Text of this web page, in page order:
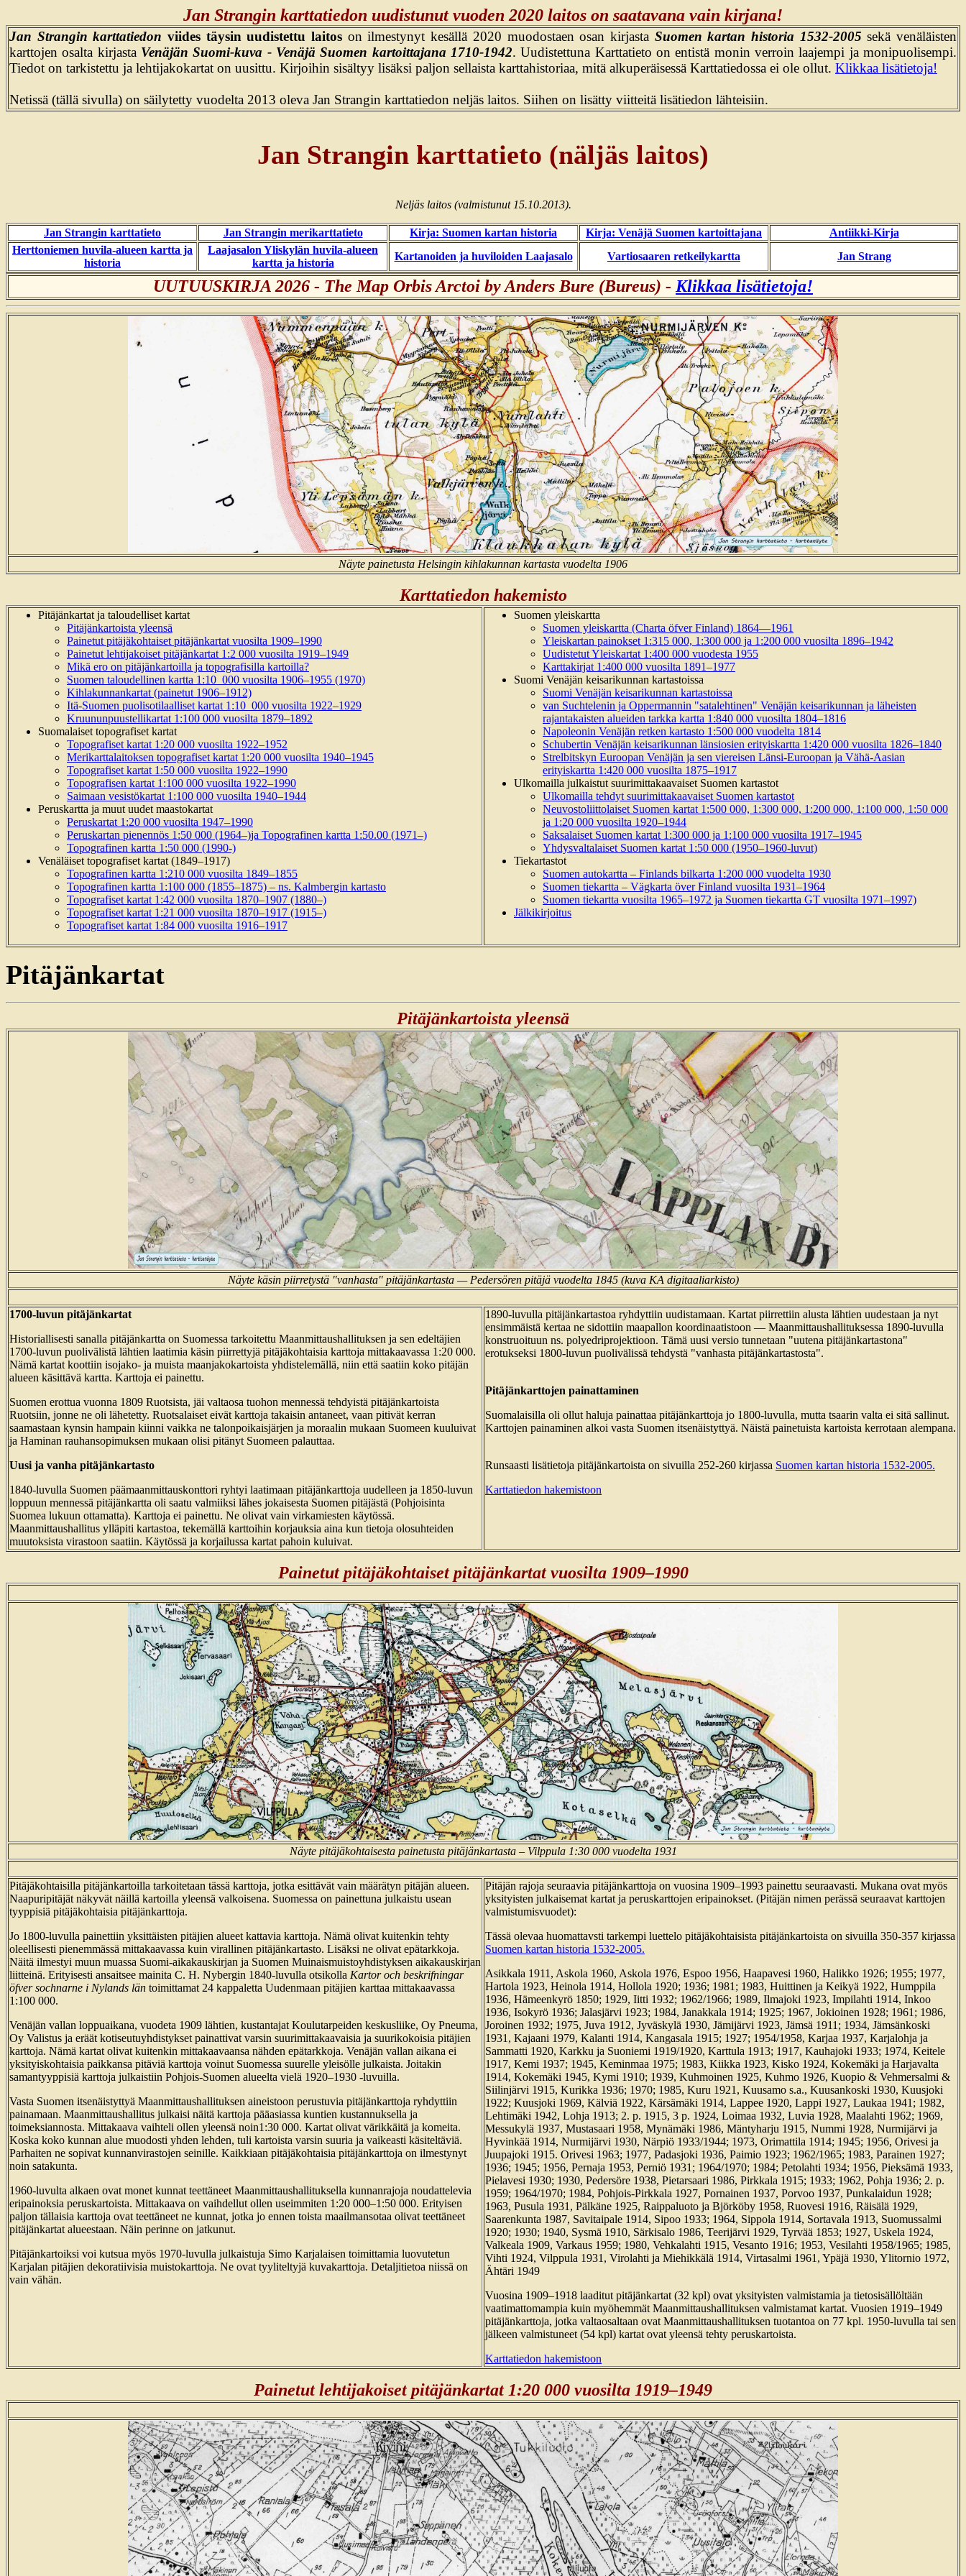
Jan Strangin karttatiedon uudistunut vuoden 2020 laitos on saatavana vain kirjana!
Jan Strangin karttatiedon viides täysin uudistettu laitos on ilmestynyt kesällä 2020 muodostaen osan kirjasta Suomen kartan historia 1532-2005 sekä venäläisten
karttojen osalta kirjasta Venäjän Suomi-kuva - Venäjä Suomen kartoittajana 1710-1942. Uudistettuna Karttatieto on entistä monin verroin laajempi ja monipuolisempi.
Tiedot on tarkistettu ja lehtijakokartat on uusittu. Kirjoihin sisältyy lisäksi paljon sellaista karttahistoriaa, mitä alkuperäisessä Karttatiedossa ei ole ollut. Klikkaa lisätietoja!
Netissä (tällä sivulla) on säilytetty vuodelta 2013 oleva Jan Strangin karttatiedon neljäs laitos. Siihen on lisätty viitteitä lisätiedon lähteisiin.
Jan Strangin karttatieto (näljäs laitos)
Neljäs laitos (valmistunut 15.10.2013).
Jan Strangin karttatieto Jan Strangin merikarttatieto Kirja: Suomen kartan historia Kirja: Venäjä Suomen kartoittajana
Antiikki-Kirja
Herttoniemen huvila-alueen kartta ja
historia
Laajasalon Yliskylän huvila-alueen
kartta ja historia
Kartanoiden ja huviloiden Laajasalo Vartiosaaren retkeilykartta Jan Strang
UUTUUSKIRJA 2026 - The Map Orbis Arctoi by Anders Bure (Bureus) - Klikkaa lisätietoja!
Näyte painetusta Helsingin kihlakunnan kartasta vuodelta 1906
Karttatiedon hakemisto
Pitäjänkartat ja taloudelliset kartat
Pitäjänkartoista yleensä
Painetut pitäjäkohtaiset pitäjänkartat vuosilta 1909–1990
Painetut lehtijakoiset pitäjänkartat 1:2 000 vuosilta 1919–1949
Mikä ero on pitäjänkartoilla ja topografisilla kartoilla?
Suomen taloudellinen kartta 1:10 000 vuosilta 1906–1955 (1970)
Kihlakunnankartat (painetut 1906–1912)
Itä-Suomen puolisotilaalliset kartat 1:10 000 vuosilta 1922–1929
Kruununpuustellikartat 1:100 000 vuosilta 1879–1892
Suomalaiset topografiset kartat
Topografiset kartat 1:20 000 vuosilta 1922–1952
Merikarttalaitoksen topografiset kartat 1:20 000 vuosilta 1940–1945
Topografiset kartat 1:50 000 vuosilta 1922–1990
Topografisen kartat 1:100 000 vuosilta 1922–1990
Saimaan vesistökartat 1:100 000 vuosilta 1940–1944
Peruskartta ja muut uudet maastokartat
Peruskartat 1:20 000 vuosilta 1947–1990
Peruskartan pienennös 1:50 000 (1964–)ja Topografinen kartta 1:50.00 (1971–)
Topografinen kartta 1:50 000 (1990-)
Venäläiset topografiset kartat (1849–1917)
Topografinen kartta 1:210 000 vuosilta 1849–1855
Topografinen kartta 1:100 000 (1855–1875) – ns. Kalmbergin kartasto
Topografiset kartat 1:42 000 vuosilta 1870–1907 (1880–)
Topografiset kartat 1:21 000 vuosilta 1870–1917 (1915–)
Topografiset kartat 1:84 000 vuosilta 1916–1917
Suomen yleiskartta
Suomen yleiskartta (Charta öfver Finland) 1864—1961
Yleiskartan painokset 1:315 000, 1:300 000 ja 1:200 000 vuosilta 1896–1942
Uudistetut Yleiskartat 1:400 000 vuodesta 1955
Karttakirjat 1:400 000 vuosilta 1891–1977
Suomi Venäjän keisarikunnan kartastoissa
Suomi Venäjän keisarikunnan kartastoissa
van Suchtelenin ja Oppermannin "satalehtinen" Venäjän keisarikunnan ja läheisten
rajantakaisten alueiden tarkka kartta 1:840 000 vuosilta 1804–1816
Napoleonin Venäjän retken kartasto 1:500 000 vuodelta 1814
Schubertin Venäjän keisarikunnan länsiosien erityiskartta 1:420 000 vuosilta 1826–1840
Strelbitskyn Euroopan Venäjän ja sen viereisen Länsi-Euroopan ja Vähä-Aasian
erityiskartta 1:420 000 vuosilta 1875–1917
Ulkomailla julkaistut suurimittakaavaiset Suomen kartastot
Ulkomailla tehdyt suurimittakaavaiset Suomen kartastot
Neuvostoliittolaiset Suomen kartat 1:500 000, 1:300 000, 1:200 000, 1:100 000, 1:50 000
ja 1:20 000 vuosilta 1920–1944
Saksalaiset Suomen kartat 1:300 000 ja 1:100 000 vuosilta 1917–1945
Yhdysvaltalaiset Suomen kartat 1:50 000 (1950–1960-luvut)
Tiekartastot
Suomen autokartta – Finlands bilkarta 1:200 000 vuodelta 1930
Suomen tiekartta – Vägkarta över Finland vuosilta 1931–1964
Suomen tiekartta vuosilta 1965–1972 ja Suomen tiekartta GT vuosilta 1971–1997)
Jälkikirjoitus
Pitäjänkartat
Pitäjänkartoista yleensä
Näyte käsin piirretystä "vanhasta" pitäjänkartasta — Pedersören pitäjä vuodelta 1845 (kuva KA digitaaliarkisto)
1700-luvun pitäjänkartat
Historiallisesti sanalla pitäjänkartta on Suomessa tarkoitettu Maanmittaushallituksen ja sen edeltäjien
1700-luvun puolivälistä lähtien laatimia käsin piirrettyjä pitäjäkohtaisia karttoja mittakaavassa 1:20 000.
Nämä kartat koottiin isojako- ja muista maanjakokartoista yhdistelemällä, niin että saatiin koko pitäjän
alueen käsittävä kartta. Karttoja ei painettu.
Suomen erottua vuonna 1809 Ruotsista, jäi valtaosa tuohon mennessä tehdyistä pitäjänkartoista
Ruotsiin, jonne ne oli lähetetty. Ruotsalaiset eivät karttoja takaisin antaneet, vaan pitivät kerran
saamastaan kynsin hampain kiinni vaikka ne talonpoikaisjärjen ja moraalin mukaan Suomeen kuuluivat
ja Haminan rauhansopimuksen mukaan olisi pitänyt Suomeen palauttaa.
Uusi ja vanha pitäjänkartasto
1840-luvulla Suomen päämaanmittauskonttori ryhtyi laatimaan pitäjänkarttoja uudelleen ja 1850-luvun
loppuun mennessä pitäjänkartta oli saatu valmiiksi lähes jokaisesta Suomen pitäjästä (Pohjoisinta
Suomea lukuun ottamatta). Karttoja ei painettu. Ne olivat vain virkamiesten käytössä.
Maanmittaushallitus ylläpiti kartastoa, tekemällä karttoihin korjauksia aina kun tietoja olosuhteiden
muutoksista virastoon saatiin. Käytössä ja korjailussa kartat pahoin kuluivat.
1890-luvulla pitäjänkartastoa ryhdyttiin uudistamaan. Kartat piirrettiin alusta lähtien uudestaan ja nyt
ensimmäistä kertaa ne sidottiin maapallon koordinaatistoon — Maanmittaushallituksessa 1890-luvulla
konstruoituun ns. polyedriprojektioon. Tämä uusi versio tunnetaan "uutena pitäjänkartastona"
erotukseksi 1800-luvun puolivälissä tehdystä "vanhasta pitäjänkartastosta".
Pitäjänkarttojen painattaminen
Suomalaisilla oli ollut haluja painattaa pitäjänkarttoja jo 1800-luvulla, mutta tsaarin valta ei sitä sallinut.
Karttojen painaminen alkoi vasta Suomen itsenäistyttyä. Näistä painetuista kartoista kerrotaan alempana.
Runsaasti lisätietoja pitäjänkartoista on sivuilla 252-260 kirjassa Suomen kartan historia 1532-2005.
Karttatiedon hakemistoon
Painetut pitäjäkohtaiset pitäjänkartatvuosilta 1909–1990
Näyte pitäjäkohtaisesta painetusta pitäjänkartasta – Vilppula 1:30 000 vuodelta 1931
Pitäjäkohtaisilla pitäjänkartoilla tarkoitetaan tässä karttoja, jotka esittävät vain määrätyn pitäjän alueen.
Naapuripitäjät näkyvät näillä kartoilla yleensä valkoisena. Suomessa on painettuna julkaistu usean
tyyppisiä pitäjäkohtaisia pitäjänkarttoja.
Jo 1800-luvulla painettiin yksittäisten pitäjien alueet kattavia karttoja. Nämä olivat kuitenkin tehty
oleellisesti pienemmässä mittakaavassa kuin virallinen pitäjänkartasto. Lisäksi ne olivat epätarkkoja.
Näitä ilmestyi muun muassa Suomi-aikakauskirjan ja Suomen Muinaismuistoyhdistyksen aikakauskirjan
liitteinä. Erityisesti ansaitsee mainita C. H. Nybergin 1840-luvulla otsikolla Kartor och beskrifningar
öfver sochnarne i Nylands län toimittamat 24 kappaletta Uudenmaan pitäjien karttaa mittakaavassa
1:100 000.
Venäjän vallan loppuaikana, vuodeta 1909 lähtien, kustantajat Koulutarpeiden keskusliike, Oy Pneuma,
Oy Valistus ja eräät kotiseutuyhdistykset painattivat varsin suurimittakaavaisia ja suurikokoisia pitäjien
karttoja. Nämä kartat olivat kuitenkin mittakaavaansa nähden epätarkkoja. Venäjän vallan aikana ei
yksityiskohtaisia paikkansa pitäviä karttoja voinut Suomessa suurelle yleisölle julkaista. Joitakin
samantyyppisiä karttoja julkaistiin Pohjois-Suomen alueelta vielä 1920–1930 -luvuilla.
Vasta Suomen itsenäistyttyä Maanmittaushallituksen aineistoon perustuvia pitäjänkarttoja ryhdyttiin
painamaan. Maanmittaushallitus julkaisi näitä karttoja pääasiassa kuntien kustannuksella ja
toimeksiannosta. Mittakaava vaihteli ollen yleensä noin1:30 000. Kartat olivat värikkäitä ja komeita.
Koska koko kunnan alue muodosti yhden lehden, tuli kartoista varsin suuria ja vaikeasti käsiteltäviä.
Parhaiten ne sopivat kunnanvirastojen seinille. Kaikkiaan pitäjäkohtaisia pitäjänkarttoja on ilmestynyt
noin satakunta.
1960-luvulta alkaen ovat monet kunnat teettäneet Maanmittaushallituksella kunnanrajoja noudattelevia
eripainoksia peruskartoista. Mittakaava on vaihdellut ollen useimmiten 1:20 000–1:50 000. Erityisen
paljon tällaisia karttoja ovat teettäneet ne kunnat, jotka jo ennen toista maailmansotaa olivat teettäneet
pitäjänkartat alueestaan. Näin perinne on jatkunut.
Pitäjänkartoiksi voi kutsua myös 1970-luvulla julkaistuja Simo Karjalaisen toimittamia luovutetun
Karjalan pitäjien dekoratiivisia muistokarttoja. Ne ovat tyyliteltyjä kuvakarttoja. Detaljitietoa niissä on
vain vähän.
Pitäjän rajoja seuraavia pitäjänkarttoja on vuosina 1909–1993 painettu seuraavasti. Mukana ovat myös
yksityisten julkaisemat kartat ja peruskarttojen eripainokset. (Pitäjän nimen perässä seuraavat karttojen
valmistumisvuodet):
Tässä olevaa huomattavsti tarkempi luettelo pitäjäkohtaisista pitäjänkartoista on sivuilla 350-357 kirjassa
Suomen kartan historia 1532-2005.
Asikkala 1911, Askola 1960, Askola 1976, Espoo 1956, Haapavesi 1960, Halikko 1926; 1955; 1977,
Hartola 1923, Heinola 1914, Hollola 1920; 1936; 1981; 1983, Huittinen ja Keikyä 1922, Humppila
1936, Hämeenkyrö 1850; 1929, Iitti 1932; 1962/1966; 1989, Ilmajoki 1923, Impilahti 1914, Inkoo
1936, Isokyrö 1936; Jalasjärvi 1923; 1984, Janakkala 1914; 1925; 1967, Jokioinen 1928; 1961; 1986,
Joroinen 1932; 1975, Juva 1912, Jyväskylä 1930, Jämijärvi 1923, Jämsä 1911; 1934, Jämsänkoski
1931, Kajaani 1979, Kalanti 1914, Kangasala 1915; 1927; 1954/1958, Karjaa 1937, Karjalohja ja
Sammatti 1920, Karkku ja Suoniemi 1919/1920, Karttula 1913; 1917, Kauhajoki 1933; 1974, Keitele
1917, Kemi 1937; 1945, Keminmaa 1975; 1983, Kiikka 1923, Kisko 1924, Kokemäki ja Harjavalta
1914, Kokemäki 1945, Kymi 1910; 1939, Kuhmoinen 1925, Kuhmo 1926, Kuopio & Vehmersalmi &
Siilinjärvi 1915, Kurikka 1936; 1970; 1985, Kuru 1921, Kuusamo s.a., Kuusankoski 1930, Kuusjoki
1922; Kuusjoki 1969, Kälviä 1922, Kärsämäki 1914, Lappee 1920, Lappi 1927, Laukaa 1941; 1982,
Lehtimäki 1942, Lohja 1913; 2. p. 1915, 3 p. 1924, Loimaa 1932, Luvia 1928, Maalahti 1962; 1969,
Messukylä 1937, Mustasaari 1958, Mynämäki 1986, Mäntyharju 1915, Nummi 1928, Nurmijärvi ja
Hyvinkää 1914, Nurmijärvi 1930, Närpiö 1933/1944; 1973, Orimattila 1914; 1945; 1956, Orivesi ja
Juupajoki 1915. Orivesi 1963; 1977, Padasjoki 1936, Paimio 1923; 1962/1965; 1983, Parainen 1927;
1936; 1945; 1956, Pernaja 1953, Perniö 1931; 1964/1970; 1984; Petolahti 1934; 1956, Pieksämä 1933,
Pielavesi 1930; 1930, Pedersöre 1938, Pietarsaari 1986, Pirkkala 1915; 1933; 1962, Pohja 1936; 2. p.
1959; 1964/1970; 1984, Pohjois-Pirkkala 1927, Pornainen 1937, Porvoo 1937, Punkalaidun 1928;
1963, Pusula 1931, Pälkäne 1925, Raippaluoto ja Björköby 1958, Ruovesi 1916, Räisälä 1929,
Saarenkunta 1987, Savitaipale 1914, Sipoo 1933; 1964, Sippola 1914, Sortavala 1913, Suomussalmi
1920; 1930; 1940, Sysmä 1910, Särkisalo 1986, Teerijärvi 1929, Tyrvää 1853; 1927, Uskela 1924,
Valkeala 1909, Varkaus 1959; 1980, Vehkalahti 1915, Vesanto 1916; 1953, Vesilahti 1958/1965; 1985,
Vihti 1924, Vilppula 1931, Virolahti ja Miehikkälä 1914, Virtasalmi 1961, Ypäjä 1930, Ylitornio 1972,
Ähtäri 1949
Vuosina 1909–1918 laaditut pitäjänkartat (32 kpl) ovat yksityisten valmistamia ja tietosisällöltään
vaatimattomampia kuin myöhemmät Maanmittaushallituksen valmistamat kartat. Vuosien 1919–1949
pitäjänkarttoja, jotka valtaosaltaan ovat Maanmittaushallituksen tuotantoa on 77 kpl. 1950-luvulla tai sen
jälkeen valmistuneet (54 kpl) kartat ovat yleensä tehty peruskartoista.
Karttatiedon hakemistoon
Painetut lehtijakoiset pitäjänkartat 1:20 000 vuosilta 1919–1949